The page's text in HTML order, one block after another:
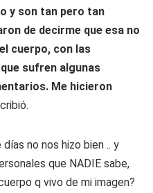
y son tan pero tan
de decirme que esa no
cuerpo, con las
sufren algunas
Me hicieron
no nos hizo bien .. y
que NADIE sabe,
q vivo de mi imagen?